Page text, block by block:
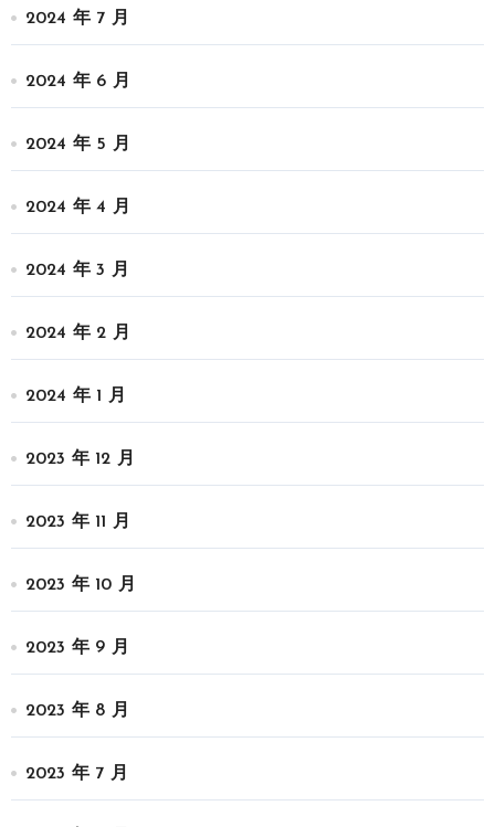
2024 年 7 月
2024 年 6 月
2024 年 5 月
2024 年 4 月
2024 年 3 月
2024 年 2 月
2024 年 1 月
2023 年 12 月
2023 年 11 月
2023 年 10 月
2023 年 9 月
2023 年 8 月
2023 年 7 月